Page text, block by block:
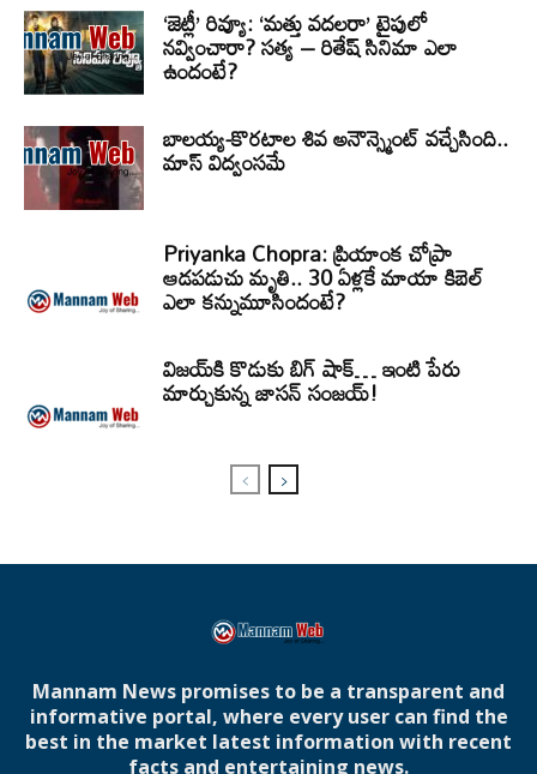
‘జెట్లీ’ రివ్యూ: ‘మత్తు వదలరా’ టైపులో
నవ్వించారా? సత్య – రితేష్ సినిమా ఎలా
ఉందంటే?
బాలయ్య-కొరటాల శివ అనౌన్స్మెంట్ వచ్చేసింది..
మాస్ విద్వంసమే
Priyanka Chopra: ప్రియాంక చోప్రా
ఆడపడుచు మృతి.. 30 ఏళ్లకే మాయా కిబెల్
ఎలా కన్నుమూసిందంటే?
విజయ్‌కి కొడుకు బిగ్ షాక్… ఇంటి పేరు
మార్చుకున్న జాసన్ సంజయ్!
Mannam News promises to be a transparent and
informative portal, where every user can find the
best in the market latest information with recent
facts and entertaining news.